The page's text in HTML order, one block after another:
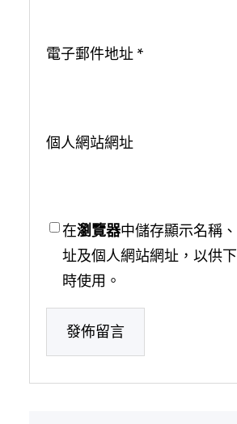
電子郵件地址 *
個人網站網址
在瀏覽器中儲存顯示名稱
址及個人網站網址，以供
時使用。